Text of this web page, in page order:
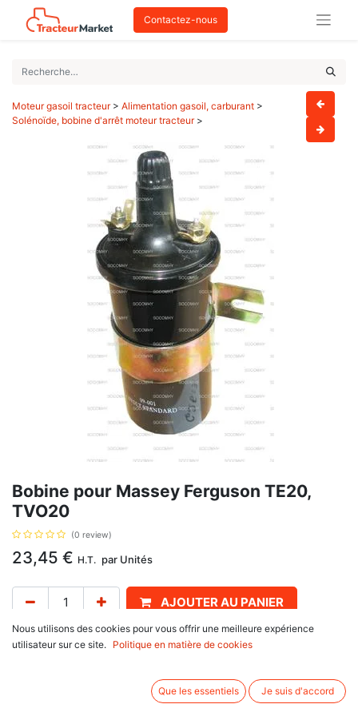
Contactez-nous
Moteur gasoil tracteur> Alimentation gasoil, carburant >
Solénoïde, bobine d'arrêt moteur tracteur>
Bobine pour Massey Ferguson TE20,
TVO20
(0 review)
23,45 € H.T. par Unités
AJOUTER AU PANIER
Délai de livraison : 1 semaine
Associez d'autres produits:
Nous utilisons des cookies pour vous offrir une meilleure expérience
utilisateur sur ce site.
Politique en matière de cookies
Que les essentiels Je suis d'accord